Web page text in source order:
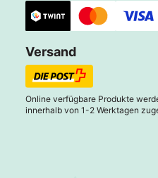
Versand
Online verfügbare Produkte
innerhalb von 1-2 Werktagen